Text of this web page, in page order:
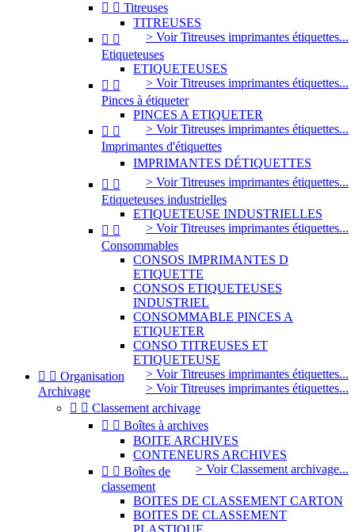
  Titreuses
TITREUSES
> Voir Titreuses imprimantes étiquettes...
 
Etiqueteuses
ETIQUETEUSES
> Voir Titreuses imprimantes étiquettes...
 
Pinces à étiqueter
PINCES A ETIQUETER
> Voir Titreuses imprimantes étiquettes...
 
Imprimantes d'étiquettes
IMPRIMANTES DÉTIQUETTES
> Voir Titreuses imprimantes étiquettes...
 
Etiqueteuses industrielles
ETIQUETEUSE INDUSTRIELLES
> Voir Titreuses imprimantes étiquettes...
 
Consommables
CONSOS IMPRIMANTES D
ETIQUETTE
CONSOS ETIQUETEUSES
INDUSTRIEL
CONSOMMABLE PINCES A
ETIQUETER
CONSO TITREUSES ET
ETIQUETEUSE
> Voir Titreuses imprimantes étiquettes...
> Voir Titreuses imprimantes étiquettes...
  Organisation
Archivage
  Classement archivage
  Boîtes à archives
BOITE ARCHIVES
CONTENEURS ARCHIVES
> Voir Classement archivage...
  Boîtes de
classement
BOITES DE CLASSEMENT CARTON
BOITES DE CLASSEMENT